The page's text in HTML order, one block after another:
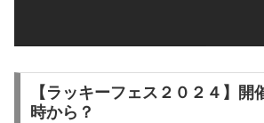
【ラッキーフェス２０２４】開
時から？